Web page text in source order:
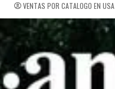
VENTAS POR CATALOGO EN USA